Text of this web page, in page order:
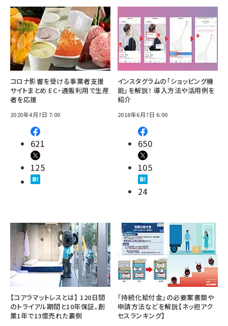
コロナ影響を受ける事業者支援
サイトまとめ EC・通販利用で生産
者を応援
2020年4月7日 7:00
621
125
インスタグラムの「ショッピング機
能」を解説！ 導入方法や活用例を
紹介
2018年6月7日 6:00
650
105
24
【コアラマットレスとは】 120日間
のトライアル期間と10年保証。創
業1年で13億売れた裏側
「持続化給付金」の必要案書類や
申請方法などを解説【ネッ担アク
セスランキング】